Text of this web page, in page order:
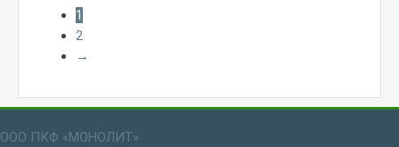
1
2
→
ООО ПКФ «МОНОЛИТ»